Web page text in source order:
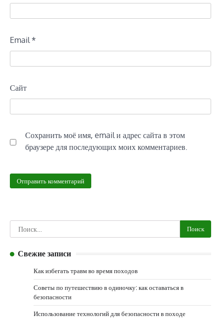
Email*
Сайт
Сохранить моё имя, email и адрес сайта в этом
браузере для последующих моих комментариев.
Найти:
Свежие записи
Как избегать травм во время походов
Советы по путешествию в одиночку: как оставаться в
безопасности
Использование технологий для безопасности в походе